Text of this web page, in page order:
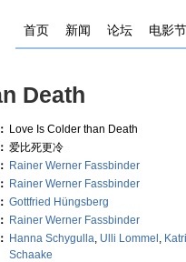
首页 新闻 论坛 电影节
Death
Love Is Colder than Death
爱比死更冷
Rainer Werner Fassbinder
Rainer Werner Fassbinder
Gottfried Hüngsberg
Rainer Werner Fassbinder
Hanna Schygulla, Ulli Lommel ,
Schaake